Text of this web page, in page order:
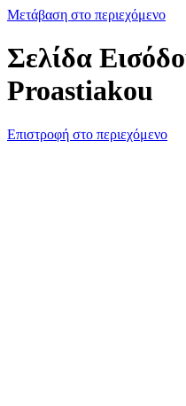
Μετάβαση στο περιεχόμενο
Σελίδα
Proastiakou
Επιστροφή στο περιεχόμενο